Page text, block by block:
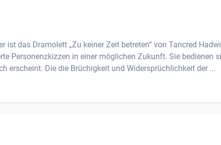
ist das Dramolett „Zu keiner Zeit betreten“ von Tancred
Personenzkizzen in einer möglichen Zukunft. Sie bedienen
erscheint. Die die Brüchigkeit und Widersprüchlichkeit der ...